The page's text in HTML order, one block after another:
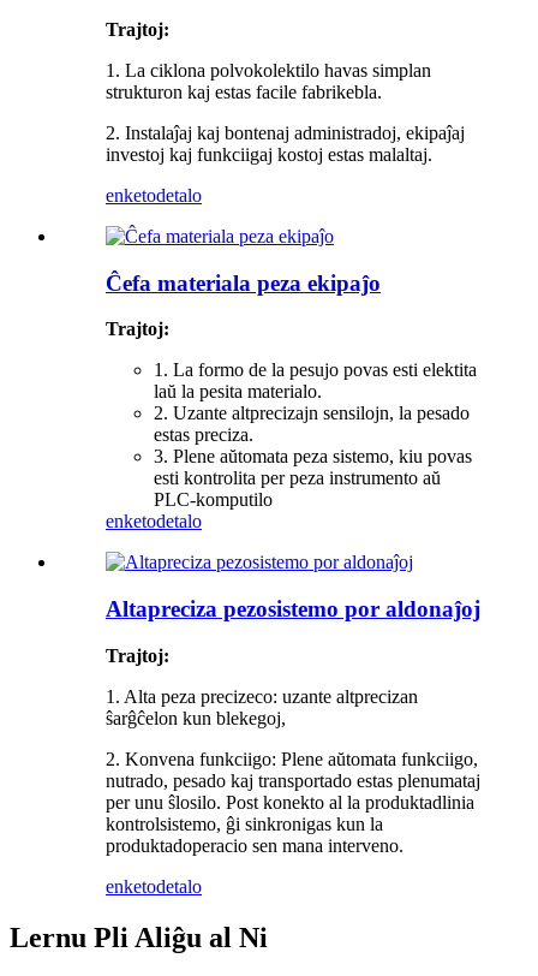
Trajtoj:
1. La ciklona polvokolektilo havas simplan
strukturon kaj estas facile fabrikebla.
2. Instalaĵaj kaj bontenaj administradoj, ekipaĵaj
investoj kaj funkciigaj kostoj estas malaltaj.
enketodetalo
Ĉefa materiala peza ekipaĵo
Trajtoj:
1. La formo de la pesujo povas esti elektita
laŭ la pesita materialo.
2. Uzante altprecizajn sensilojn, la pesado
estas preciza.
3. Plene aŭtomata peza sistemo, kiu povas
esti kontrolita per peza instrumento aŭ
PLC-komputilo
enketodetalo
Altapreciza pezosistemo por aldonaĵoj
Trajtoj:
1. Alta peza precizeco: uzante altprecizan
ŝarĝĉelon kun blekegoj,
2. Konvena funkciigo: Plene aŭtomata funkciigo,
nutrado, pesado kaj transportado estas plenumataj
per unu ŝlosilo. Post konekto al la produktadlinia
kontrolsistemo, ĝi sinkronigas kun la
produktadoperacio sen mana interveno.
enketodetalo
Lernu Pli Aliĝu al Ni